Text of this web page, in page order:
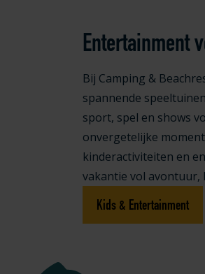
Entertainment
Bij Camping &
spannende
sport, spel en shows
onvergetelijke
kinderactiviteiten en
vakantie vol avontuur,
Kids & Entertainment